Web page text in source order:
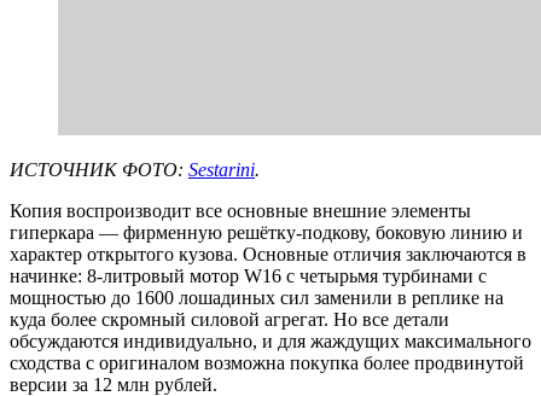
ИСТОЧНИК ФОТО: Sestarini.
Копия воспроизводит все основные внешние элементы
гиперкара — фирменную решётку-подкову, боковую линию и
характер открытого кузова. Основные отличия заключаются в
начинке: 8-литровый мотор W16 с четырьмя турбинами с
мощностью до 1600 лошадиных сил заменили в реплике на
куда более скромный силовой агрегат. Но все детали
обсуждаются индивидуально, и для жаждущих максимального
сходства с оригиналом возможна покупка более продвинутой
версии за 12 млн рублей.